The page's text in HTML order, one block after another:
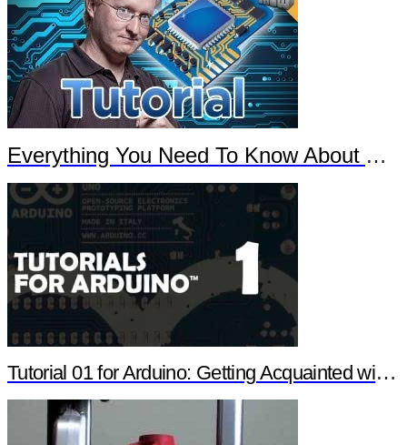
Everything You Need To Know About Arduino
Tutorial 01 for Arduino: Getting Acquainted with Arduino